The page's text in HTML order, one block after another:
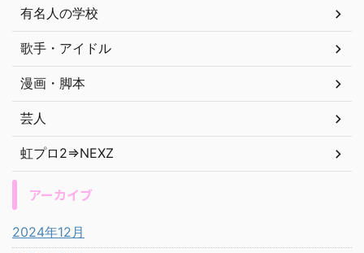
有名人の学校
歌手・アイドル
漫画・脚本
芸人
虹プロ2⇒NEXZ
アーカイブ
2024年12月